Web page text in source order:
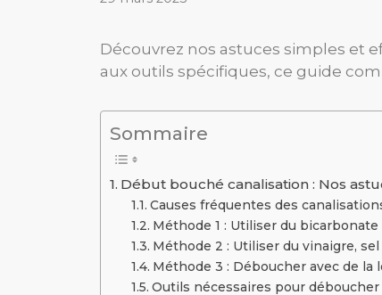
Découvrez nos astuces simples et
aux outils spécifiques, ce guide
Sommaire
Début bouché canalisation : Nos
Causes fréquentes des
Méthode 1 : Utiliser du
Méthode 2 : Utiliser du vinaigre, sel
Méthode 3 : Déboucher avec de la
Outils nécessaires pour